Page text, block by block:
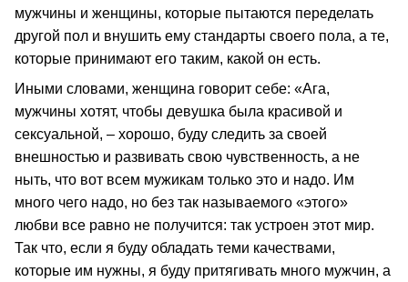
мужчины и женщины, которые пытаются переделать
другой пол и внушить ему стандарты своего пола, а те,
которые принимают его таким, какой он есть.
Иными словами, женщина говорит себе: «Ага,
мужчины хотят, чтобы девушка была красивой и
сексуальной, – хорошо, буду следить за своей
внешностью и развивать свою чувственность, а не
ныть, что вот всем мужикам только это и надо. Им
много чего надо, но без так называемого «этого»
любви все равно не получится: так устроен этот мир.
Так что, если я буду обладать теми качествами,
которые им нужны, я буду притягивать много мужчин, а